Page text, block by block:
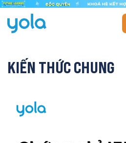
KIẾN THỨC CHUNG